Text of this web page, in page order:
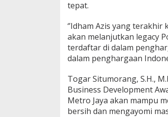
tepat.
‘’Idham Azis yang
akan melanjutkan legacy
terdaftar di dalam
dalam penghargaan
Togar Situmorang, S.H.,
Business Development
Metro Jaya akan mampu
bersih dan mengayomi